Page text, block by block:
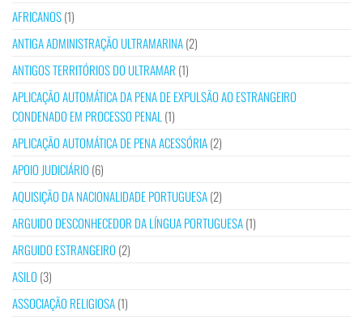
AFRICANOS(1)
ANTIGA ADMINISTRAÇÃO ULTRAMARINA(2)
ANTIGOS TERRITÓRIOS DO ULTRAMAR (1)
APLICAÇÃO AUTOMÁTICA DA PENA DE EXPULSÃO AO ESTRANGEIRO
CONDENADO EM PROCESSO PENAL (1)
APLICAÇÃO AUTOMÁTICA DE PENA ACESSÓRIA(2)
APOIO JUDICIÁRIO (6)
AQUISIÇÃO DA NACIONALIDADE PORTUGUESA(2)
ARGUIDO DESCONHECEDOR DA LÍNGUA PORTUGUESA(1)
ARGUIDO ESTRANGEIRO (2)
ASILO (3)
ASSOCIAÇÃO RELIGIOSA(1)